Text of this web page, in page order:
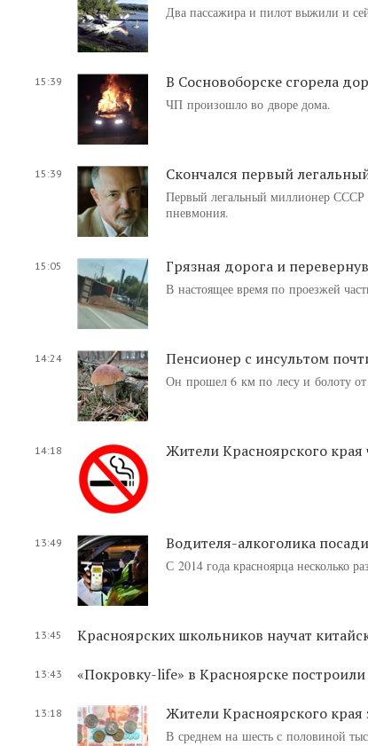
Два пассажира и пилот выжили и
15:39 В Сосновоборске сгорела
ЧП произошло во дворе дома.
15:39 Скончался первый
Первый легальный миллионер СССР
пневмония.
15:05 Грязная дорога и
В настоящее время по проезжей
14:24 Пенсионер с инсультом
Он прошел 6 км по лесу и болоту от
14:18 Жители Красноярского края
13:49 Водителя-алкоголика
С 2014 года красноярца несколько
13:45 Красноярских школьников научат
13:43 «Покровку-life» в Красноярске построили
13:18 Жители Красноярского
В среднем на шесть с половиной